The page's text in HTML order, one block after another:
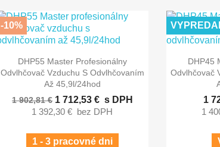
 Rýchly náhľad
DHP55 Master Profesionálny
Odvlhčovač Vzduchu S Odvlhčovaním
Až 45,9l/24hod
1 902,81 € 1 712,53 € s DPH
1 392,30 € bez DPH
1 - 3 pracovné dni
-10%

DHP45
Odvlhčovač
1
1